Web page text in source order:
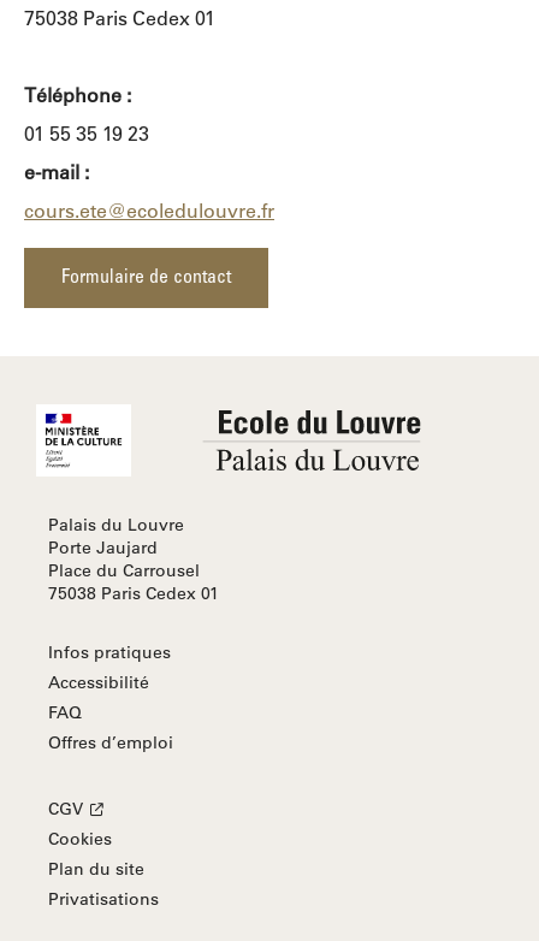
75038 Paris Cedex 01
Téléphone :
01 55 35 19 23
e-mail :
cours.ete@ecoledulouvre.fr
Formulaire de contact
Palais du Louvre
Porte Jaujard
Place du Carrousel
75038 Paris Cedex 01
Infos pratiques
Accessibilité
FAQ
Offres d’emploi
CGV
Cookies
Plan du site
Privatisations